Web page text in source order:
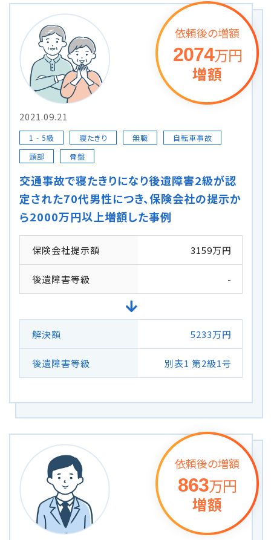
2021.09.21
1 - 5級 寝たきり 無職
自転車事故
頭部
骨盤
交通事故で寝たきりになり後遺障害2級が認
定された70代男性につき、保険会社の提示か
ら2000万円以上増額した事例
保険会社提示額 3159万円
後遺障害等級 -
解決額 5233万円
後遺障害等級 別表1 第2級1号
依頼後の増額
2074万円
増額
依頼後の増額
863万円
増額